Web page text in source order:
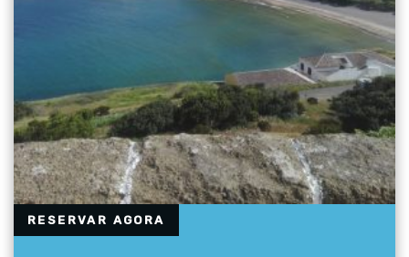
RESERVAR AGORA